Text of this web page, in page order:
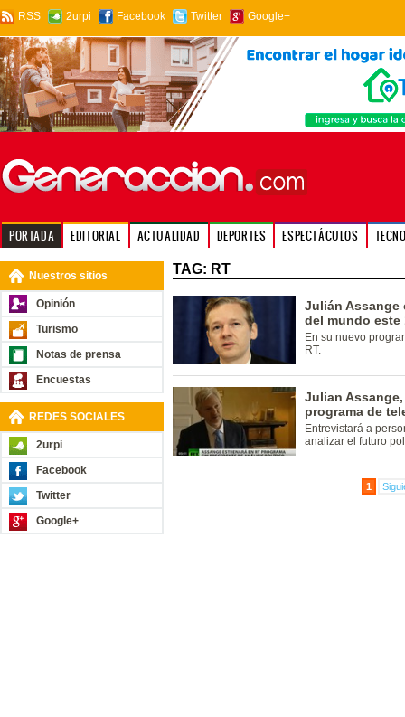
RSS 2urpi Facebook Twitter Google+
PORTADA EDITORIAL ACTUALIDAD DEPORTES ESPECTÁCULOS
Nuestros sitios
Opinión
Turismo
Notas de prensa
Encuestas
REDES SOCIALES
2urpi
Facebook
Twitter
Google+
TAG: RT
Julián Assange
del mundo este
En su nuevo
RT.
Julian
programa de
Entrevistará a
analizar el futuro
1